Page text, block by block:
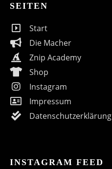
SEITEN
Start
Die Macher
Znip Academy
Shop
Instagram
Impressum
Datenschutzerklärung
INSTAGRAM FEED